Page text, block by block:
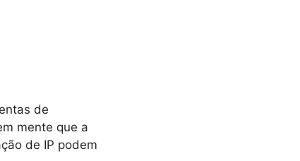
de
mente que a
de IP podem